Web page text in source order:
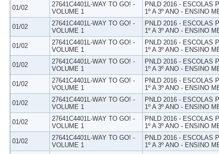
01/02
27641C4401L-WAY TO GO! -
VOLUME 1
PNLD 2016 - ESCOLAS
1º A 3º ANO - ENSINO
01/02
27641C4401L-WAY TO GO! -
VOLUME 1
PNLD 2016 - ESCOLAS
1º A 3º ANO - ENSINO
01/02
27641C4401L-WAY TO GO! -
VOLUME 1
PNLD 2016 - ESCOLAS
1º A 3º ANO - ENSINO
01/02
27641C4401L-WAY TO GO! -
VOLUME 1
PNLD 2016 - ESCOLAS
1º A 3º ANO - ENSINO
01/02
27641C4401L-WAY TO GO! -
VOLUME 1
PNLD 2016 - ESCOLAS
1º A 3º ANO - ENSINO
01/02
27641C4401L-WAY TO GO! -
VOLUME 1
PNLD 2016 - ESCOLAS
1º A 3º ANO - ENSINO
01/02
27641C4401L-WAY TO GO! -
VOLUME 1
PNLD 2016 - ESCOLAS
1º A 3º ANO - ENSINO
01/02
27641C4401L-WAY TO GO! -
VOLUME 1
PNLD 2016 - ESCOLAS
1º A 3º ANO - ENSINO